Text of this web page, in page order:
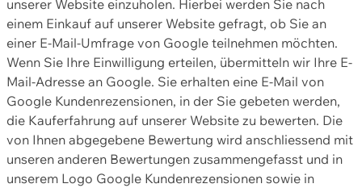
unserer Website einzuholen. Hierbei werden Sie nach
einem Einkauf auf unserer Website gefragt, ob Sie an
einer E-Mail-Umfrage von Google teilnehmen möchten.
Wenn Sie Ihre Einwilligung erteilen, übermitteln wir Ihre E-
Mail-Adresse an Google. Sie erhalten eine E-Mail von
Google Kundenrezensionen, in der Sie gebeten werden,
die Kauferfahrung auf unserer Website zu bewerten. Die
von Ihnen abgegebene Bewertung wird anschliessend mit
unseren anderen Bewertungen zusammengefasst und in
unserem Logo Google Kundenrezensionen sowie in